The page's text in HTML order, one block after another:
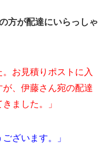
方が配達にいらっしゃ
お見積りポストに入
、伊藤さん宛の配達
ました。」
ざいます。」